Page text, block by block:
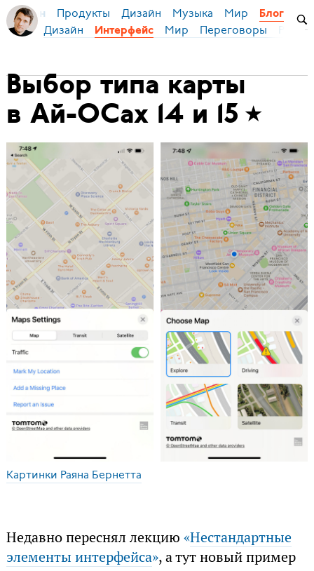
Бирман Продукты Дизайн Музыка Мир Блог
Дизайн Интерфейс Мир Переговоры
Выбор типа карты
в Ай-ОСах 14 и 15
Картинки Раяна Бернетта
Недавно переснял лекцию «Нестандартные
элементы интерфейса», а тут новый пример